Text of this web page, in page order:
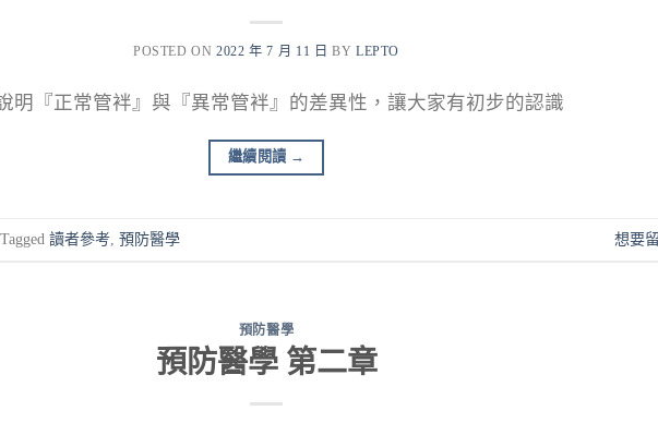
POSTED ON2022 年 7 月 11 日 BY LEPTO
明『正常管袢』與『異常管袢』的差異性，讓大家有初步的認識
繼續閱讀 →
Tagged 讀者參考, 預防醫學 想要
預防醫學
預防醫學 第二章